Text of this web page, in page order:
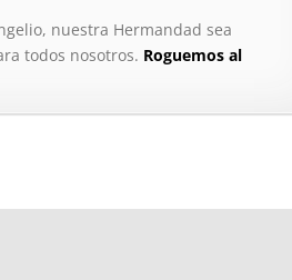
nuestra Hermandad sea
todos nosotros. Roguemos al